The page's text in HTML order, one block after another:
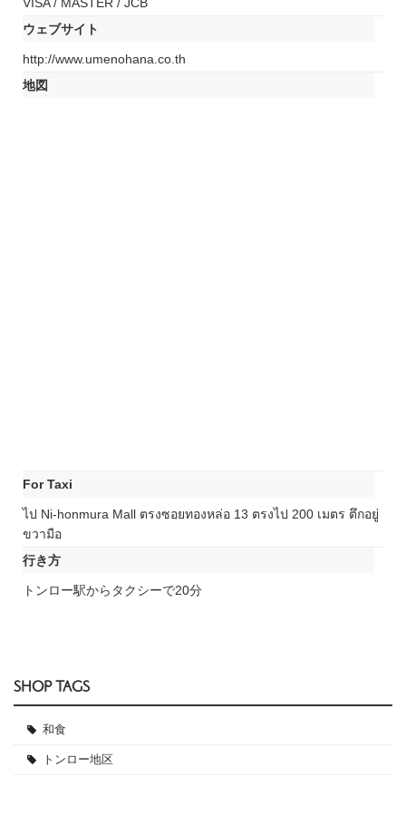
VISA / MASTER / JCB
ウェブサイト
http://www.umenohana.co.th
地図
For Taxi
ไป Ni-honmura Mall ตรงซอยทองหล่อ 13 ตรงไป 200 เมตร ตึกอยู่
ขวามือ
行き方
トンロー駅からタクシーで20分
SHOP TAGS
和食
トンロー地区